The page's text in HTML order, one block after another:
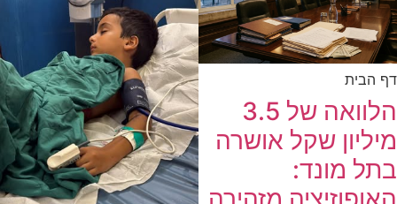
דף הבית
הלוואה של 3.5
מיליון שקל אושרה
בתל מונד: